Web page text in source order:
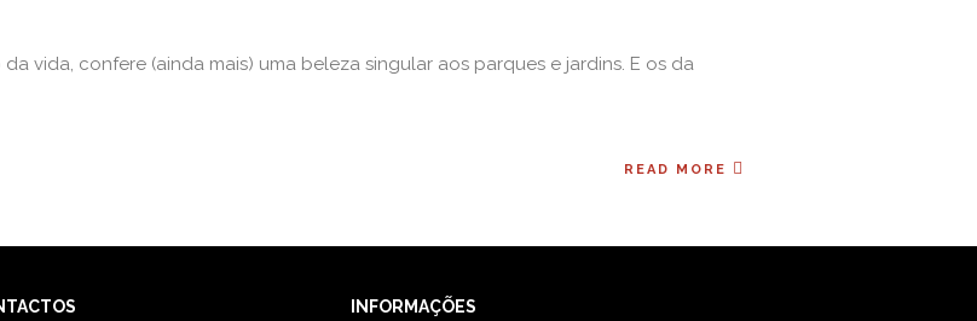
vida, confere (ainda mais) uma beleza singular aos parques e jardins. E os da
READ MORE
INFORMAÇÕES